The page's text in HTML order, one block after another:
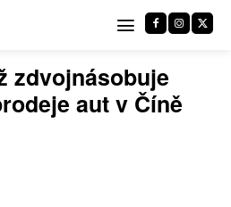
zdvojnásobuje
aut v Číně